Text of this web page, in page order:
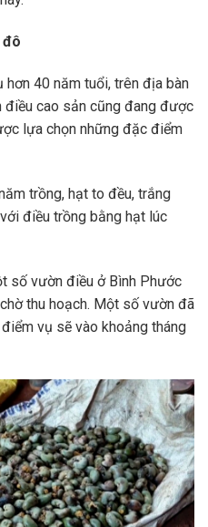
đô
40 năm tuổi, trên địa bàn
điều cao sản cũng đang được
lựa chọn những đặc điểm
trồng, hạt to đều, trắng
điều trồng bằng hạt lúc
số vườn điều ở Bình Phước
thu hoạch. Một số vườn đã
vụ sẽ vào khoảng tháng